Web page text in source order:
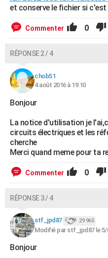
et conserve le fichier si c'est
Commenter 0
RÉPONSE 2 / 4
chob51
4 août 2016 à 19:10
Bonjour
La notice d'utilisation je
circuits électriques et les
cherche
Merci quand meme pour ta
Commenter 0
RÉPONSE 3 / 4
stf_jpd87 29 965
Modifié par stf_jpd87 le 5/
Bonjour